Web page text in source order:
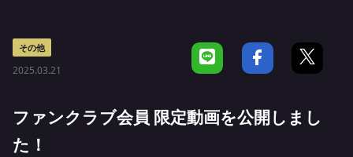
その他
2025.03.21
ファンクラブ会員 限定動画を公開しまし
た！